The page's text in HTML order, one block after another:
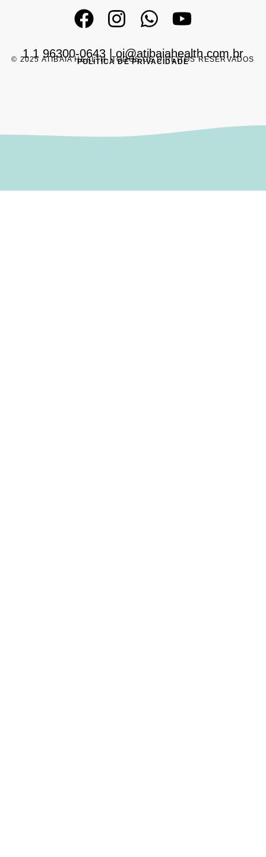
1 1 96300-0643 |oi@atibaiahealth.com.br
© 2025 ATIBAIA HEALTH. TODOS OS DIREITOS RESERVADOS
POLÍTICA DE PRIVACIDADE